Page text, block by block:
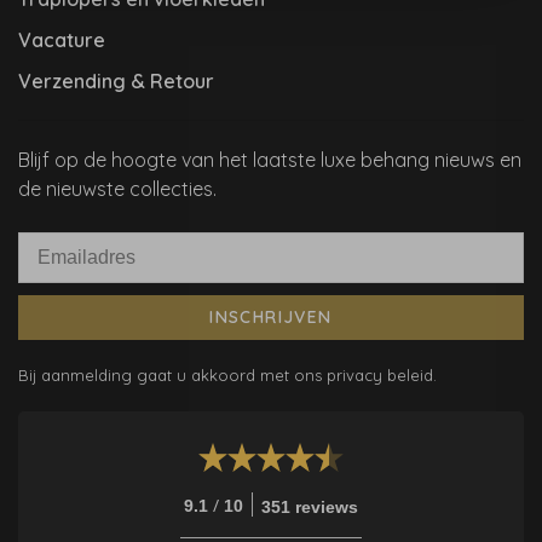
Vacature
Verzending & Retour
Blijf op de hoogte van het laatste luxe behang nieuws en
de nieuwste collecties.
INSCHRIJVEN
Bij aanmelding gaat u akkoord met ons privacy beleid.
9.1 / 10 351 reviews